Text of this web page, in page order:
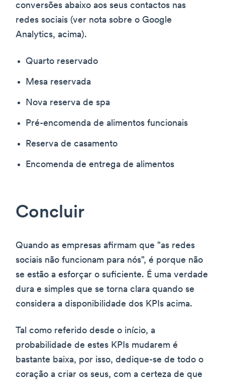
conversões abaixo aos seus contactos nas
redes sociais (ver nota sobre o Google
Analytics, acima).
Quarto reservado
Mesa reservada
Nova reserva de spa
Pré-encomenda de alimentos funcionais
Reserva de casamento
Encomenda de entrega de alimentos
Concluir
Quando as empresas afirmam que "as redes
sociais não funcionam para nós", é porque não
se estão a esforçar o suficiente. É uma verdade
dura e simples que se torna clara quando se
considera a disponibilidade dos KPIs acima.
Tal como referido desde o início, a
probabilidade de estes KPIs mudarem é
bastante baixa, por isso, dedique-se de todo o
coração a criar os seus, com a certeza de que